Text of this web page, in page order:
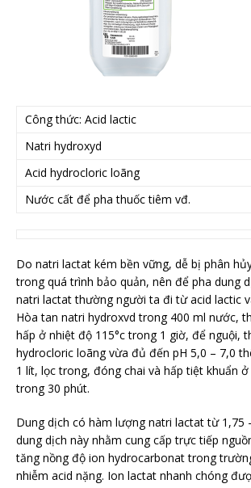
Công thức: Acid lactic
Natri hydroxyd
Acid hydrocloric loãng
Nước cất để pha thuốc tiêm vđ.
Do natri lactat kém bền vững, dễ bị phân
trong quá trình bảo quản, nên để pha dung
natri lactat thường người ta đi từ acid lactic
Hòa tan natri hydroxvd trong 400 ml nước,
hấp ở nhiệt độ 115°c trong 1 giờ, để nguội,
hydrocloric loãng vừa đủ đến pH 5,0 – 7,0
1 lít, lọc trong, đóng chai và hấp tiệt khuẩn
trong 30 phút.
Dung dịch có hàm lượng natri lactat từ 1,75
dung dịch này nhằm cung cấp trực tiếp
tăng nồng độ ion hydrocarbonat trong
nhiễm acid nặng. Ion lactat nhanh chóng